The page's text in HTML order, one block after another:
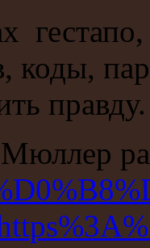
коды,
правду.